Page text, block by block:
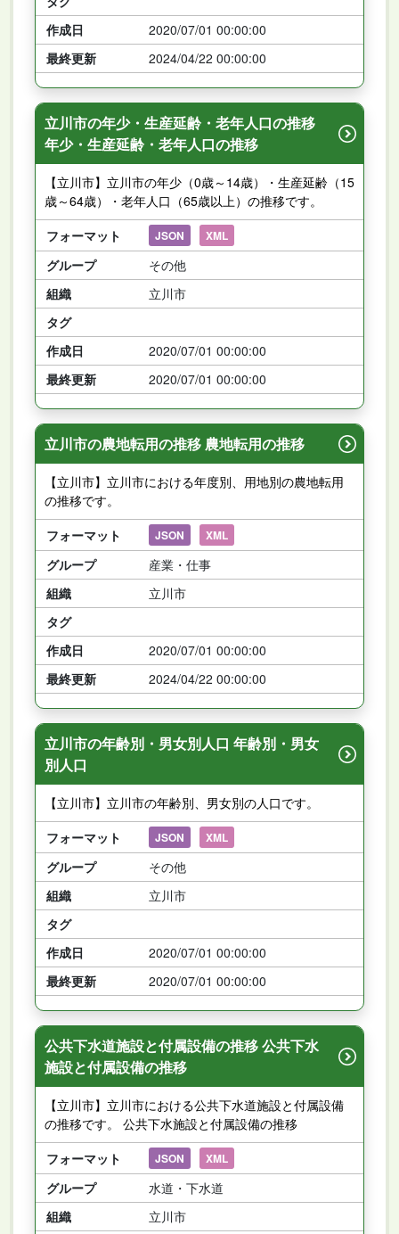
作成日
2020/07/01 00:00:00
最終更新
2024/04/22 00:00:00
立川市の年少・生産延齢・老年人口の推移
年少・生産延齢・老年人口の推移
【立川市】立川市の年少（0歳～14歳）・生産延齢（15
歳～64歳）・老年人口（65歳以上）の推移です。
フォーマット
JSON XML
グループ
その他
組織
立川市
タグ
作成日
2020/07/01 00:00:00
最終更新
2020/07/01 00:00:00
立川市の農地転用の推移 農地転用の推移
【立川市】立川市における年度別、用地別の農地転用
の推移です。
フォーマット
JSON XML
グループ
産業・仕事
組織
立川市
タグ
作成日
2020/07/01 00:00:00
最終更新
2024/04/22 00:00:00
立川市の年齢別・男女別人口 年齢別・男女
別人口
【立川市】立川市の年齢別、男女別の人口です。
フォーマット
JSON XML
グループ
その他
組織
立川市
タグ
作成日
2020/07/01 00:00:00
最終更新
2020/07/01 00:00:00
公共下水道施設と付属設備の推移 公共下水
施設と付属設備の推移
【立川市】立川市における公共下水道施設と付属設備
の推移です。 公共下水施設と付属設備の推移
フォーマット
JSON XML
グループ
水道・下水道
組織
立川市